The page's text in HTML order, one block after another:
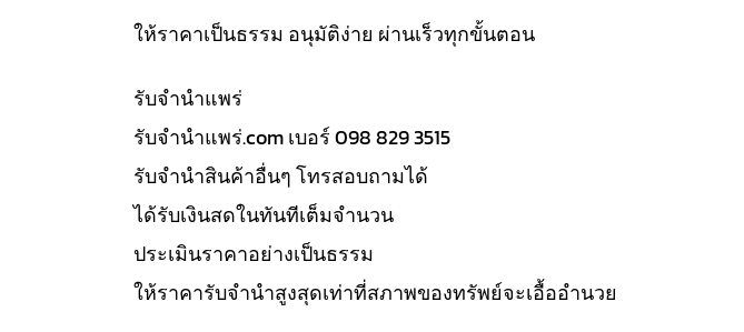
ให้ราคาเป็นธรรม อนุมัติง่าย ผ่านเร็วทุกขั้นตอน
รับจํานำแพร่
รับจํานําแพร่.com เบอร์ 098 829 3515
รับจำนำสินค้าอื่นๆ โทรสอบถามได้
ได้รับเงินสดในทันทีเต็มจำนวน
ประเมินราคาอย่างเป็นธรรม
ให้ราคารับจำนำสูงสุดเท่าที่สภาพของทรัพย์จะเอื้ออำนวย